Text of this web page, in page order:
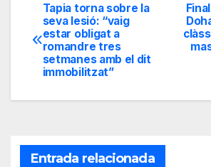
Navegación
de
entradas
Tapia torna sobre la
seva lesió: “vaig
estar obligat a
romandre tres
setmanes amb el dit
immobilitzat”
Entrada relacionada